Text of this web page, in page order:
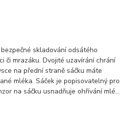
skladování odsátého
či mrazáku. Dvojité uzavírání chrání
na přední straně sáčku máte
mléka. Sáček je popisovatelný pro
na sáčku usnadňuje ohřívání mlé...